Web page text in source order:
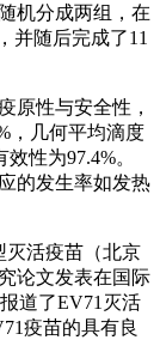
机分成两组，在
并随后完成了11
性与安全性，
，几何平均滴度
性为97.4%。
的发生率如发热
活疫苗（北京
论文发表在国际
道了EV71灭活
疫苗的具有良